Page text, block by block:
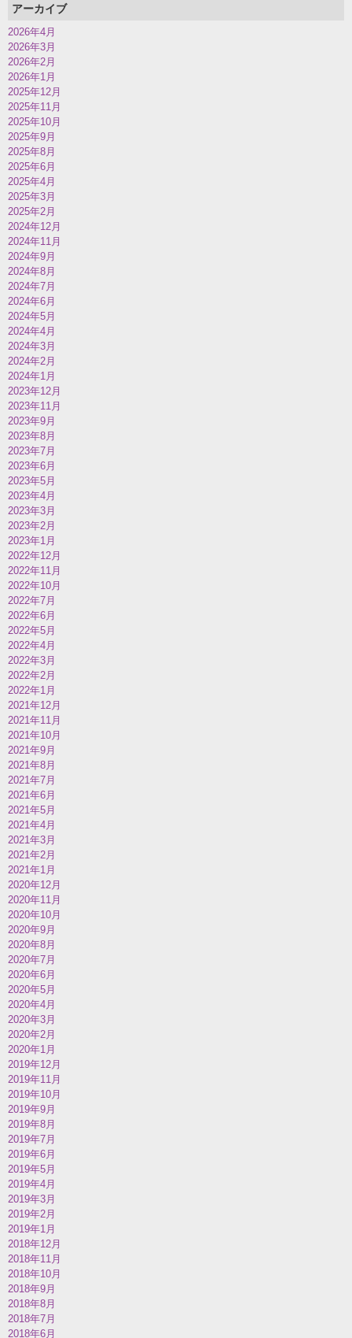
アーカイブ
2026年4月
2026年3月
2026年2月
2026年1月
2025年12月
2025年11月
2025年10月
2025年9月
2025年8月
2025年6月
2025年4月
2025年3月
2025年2月
2024年12月
2024年11月
2024年9月
2024年8月
2024年7月
2024年6月
2024年5月
2024年4月
2024年3月
2024年2月
2024年1月
2023年12月
2023年11月
2023年9月
2023年8月
2023年7月
2023年6月
2023年5月
2023年4月
2023年3月
2023年2月
2023年1月
2022年12月
2022年11月
2022年10月
2022年7月
2022年6月
2022年5月
2022年4月
2022年3月
2022年2月
2022年1月
2021年12月
2021年11月
2021年10月
2021年9月
2021年8月
2021年7月
2021年6月
2021年5月
2021年4月
2021年3月
2021年2月
2021年1月
2020年12月
2020年11月
2020年10月
2020年9月
2020年8月
2020年7月
2020年6月
2020年5月
2020年4月
2020年3月
2020年2月
2020年1月
2019年12月
2019年11月
2019年10月
2019年9月
2019年8月
2019年7月
2019年6月
2019年5月
2019年4月
2019年3月
2019年2月
2019年1月
2018年12月
2018年11月
2018年10月
2018年9月
2018年8月
2018年7月
2018年6月